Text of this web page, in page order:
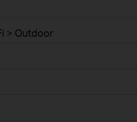
> Outdoor